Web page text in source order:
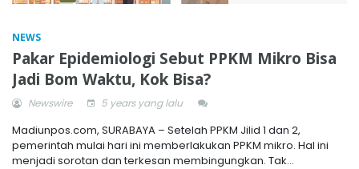
NEWS
Pakar Epidemiologi Sebut PPKM Mikro Bisa
Jadi Bom Waktu, Kok Bisa?
Newswire 5 years yang lalu
Madiunpos.com, SURABAYA – Setelah PPKM Jilid 1 dan 2,
pemerintah mulai hari ini memberlakukan PPKM mikro. Hal ini
menjadi sorotan dan terkesan membingungkan. Tak...